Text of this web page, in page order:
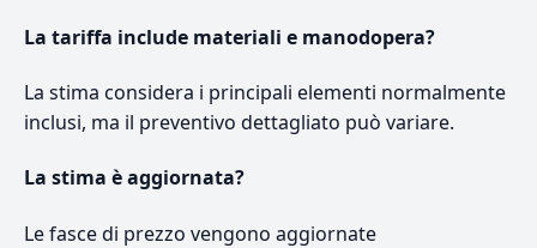
La tariffa include materiali e manodopera?
La stima considera i principali elementi normalmente
inclusi, ma il preventivo dettagliato può variare.
La stima è aggiornata?
Le fasce di prezzo vengono aggiornate